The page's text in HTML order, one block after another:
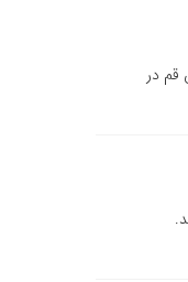
استان قم در